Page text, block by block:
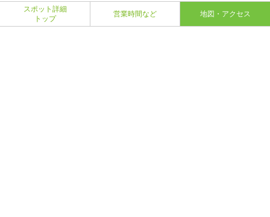
スポット詳細
トップ
営業時間など 地図・アクセス